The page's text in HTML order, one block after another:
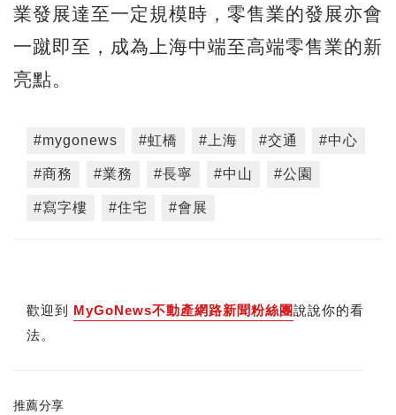
業發展達至一定規模時，零售業的發展亦會
一蹴即至，成為上海中端至高端零售業的新
亮點。
#mygonews #虹橋 #上海 #交通 #中心
#商務 #業務 #長寧 #中山 #公園
#寫字樓 #住宅 #會展
歡迎到 MyGoNews不動產網路新聞粉絲團說說你的看
法。
推薦分享